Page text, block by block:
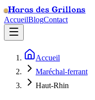
Haras des Grillons
AccueilBlogContact
Accueil
Maréchal-ferrant
Haut-Rhin